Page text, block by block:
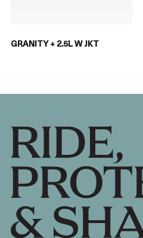
GRANITY + 2.5L W JKT